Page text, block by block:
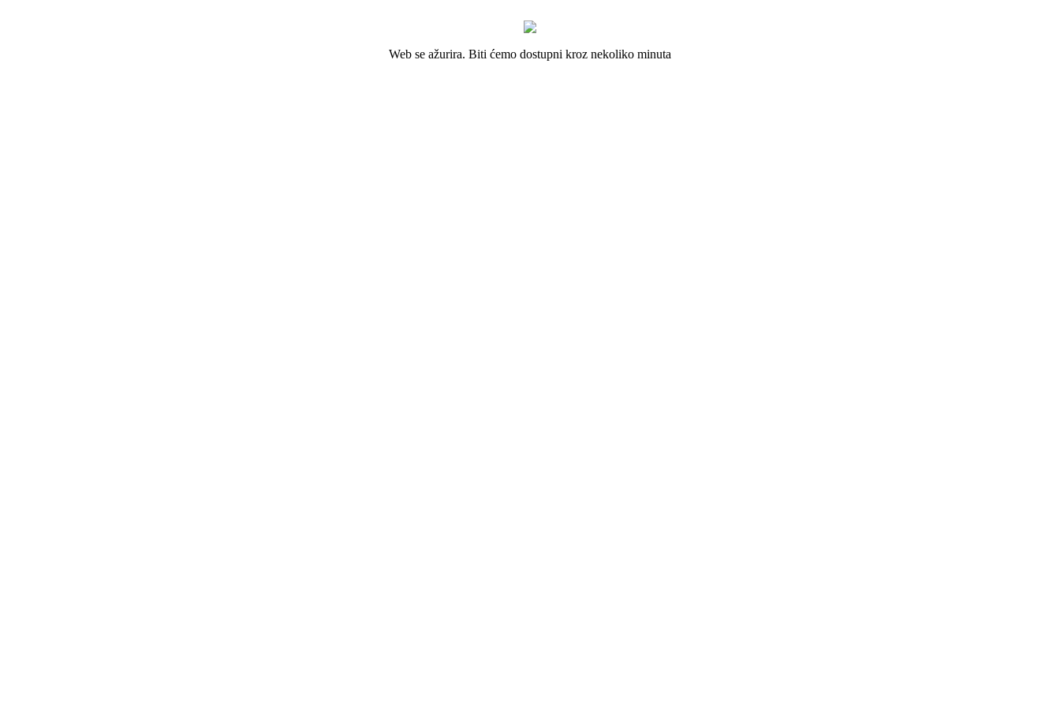
Web se ažurira. Biti ćemo dostupni kroz nekoliko minuta